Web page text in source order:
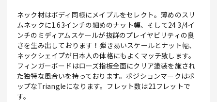
ネック材はボディ同様にメイプルをセレクト。薄めのスリ
ムネックに1.63インチの細めのナット幅、そして24 3/4イ
ンチのミディアムスケールが抜群のプレイヤビリティの良
さを生み出しております！弾き易いスケールとナット幅、
ネックシェイプが日本人の体格にもよくマッチ致します。
フィンガーボードはローズ指板全面にクリア塗装を施され
た独特な風合いを持っております。ポジションマークはポ
ップなTriangleになります。フレット数は21フレットで
す。